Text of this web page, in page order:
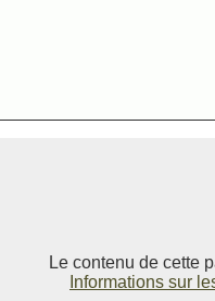
Le contenu de cette
Informations sur